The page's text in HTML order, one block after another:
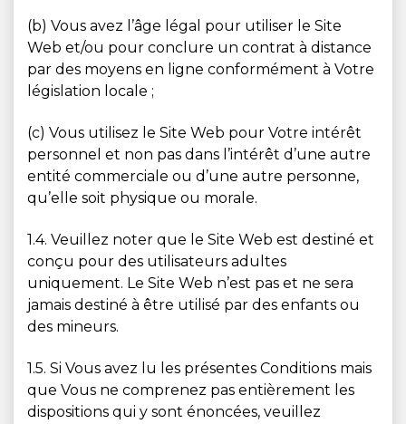
(b) Vous avez l’âge légal pour utiliser le Site
Web et/ou pour conclure un contrat à distance
par des moyens en ligne conformément à Votre
législation locale ;
(c) Vous utilisez le Site Web pour Votre intérêt
personnel et non pas dans l’intérêt d’une autre
entité commerciale ou d’une autre personne,
qu’elle soit physique ou morale.
1.4. Veuillez noter que le Site Web est destiné et
conçu pour des utilisateurs adultes
uniquement. Le Site Web n’est pas et ne sera
jamais destiné à être utilisé par des enfants ou
des mineurs.
1.5. Si Vous avez lu les présentes Conditions mais
que Vous ne comprenez pas entièrement les
dispositions qui y sont énoncées, veuillez